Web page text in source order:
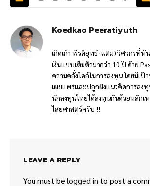
Koedkao Peeratiyuth
เกิดเก้า พีรติยุทธ์ (แตม) วิศวกรที่หั
เงินแบบเต็มตัวมากว่า 10 ปี ด้วย
ความคลั่งไคล้ในการลงทุน โดยมีเป้
เผยแพร่และปลูกฝังแนวคิดการลงทุ
นักลงทุนไทยได้ลงทุนกันด้วยหลักเ
ไสยศาสตร์ครับ !!
LEAVE A REPLY
You must be logged in to post a